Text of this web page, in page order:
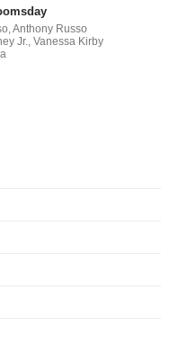
Anthony Russo
Jr., Vanessa Kirby